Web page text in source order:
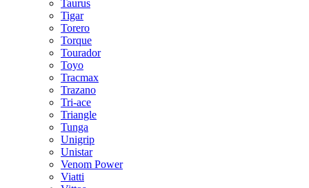
Taurus
Tigar
Torero
Torque
Tourador
Toyo
Tracmax
Trazano
Tri-ace
Triangle
Tunga
Unigrip
Unistar
Venom Power
Viatti